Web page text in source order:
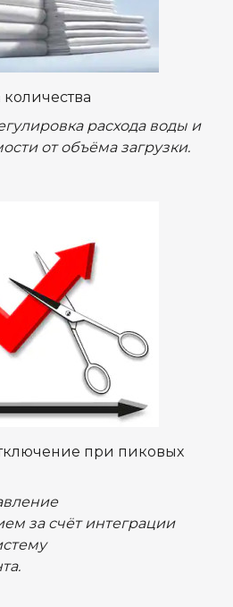
количества
расхода воды и
от объёма загрузки.
при пиковых
за счёт интеграции